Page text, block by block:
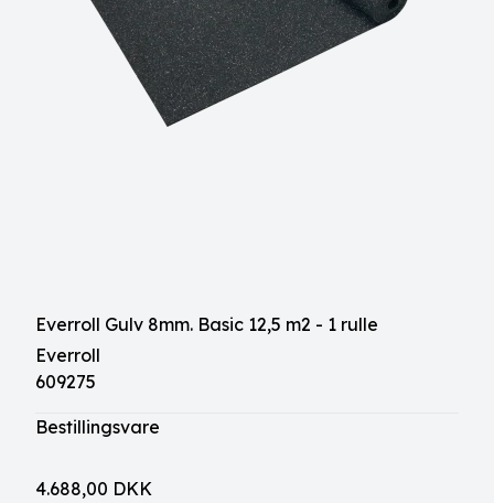
Everroll Gulv 8mm. Basic 12,5 m2 - 1 rulle
Everroll
609275
Bestillingsvare
4.688,00 DKK